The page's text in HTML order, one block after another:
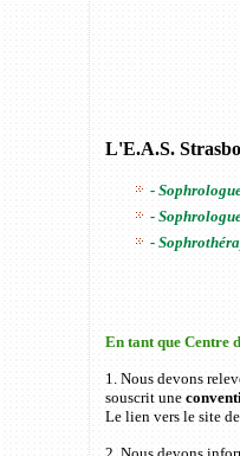
L'E.A.S.
-
-
-
En tant que Centre
1. Nous devons
souscrit une
Le lien vers le site